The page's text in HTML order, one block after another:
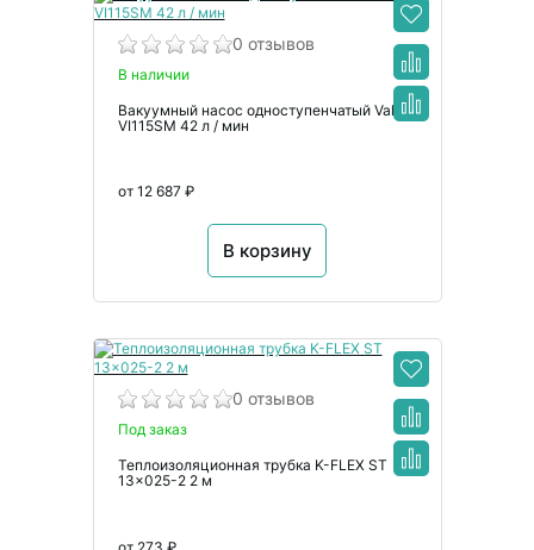
0 отзывов
В наличии
Вакуумный насос одноступенчатый Value
VI115SM 42 л / мин
от 12 687 ₽
В корзину
0 отзывов
Под заказ
Теплоизоляционная трубка K-FLEX ST
13x025-2 2 м